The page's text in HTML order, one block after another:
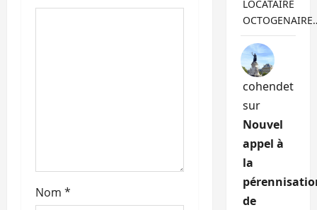
’
l
Nom *
LOCATAIRE
cohendet
sur
Nouvel
appel à
la
de